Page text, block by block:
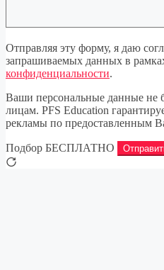
Отправляя эту форму, я даю
запрашиваемых данных в
конфиденциальности.
Ваши персональные данные не
лицам. PFS Education
рекламы по предоставленным
Подбор БЕСПЛАТНО